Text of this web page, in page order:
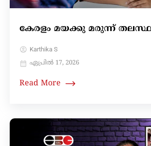
കേരളം മയക്കു മരുന്ന്
Karthika S
ഏപ്രിൽ 17, 2026
Read More